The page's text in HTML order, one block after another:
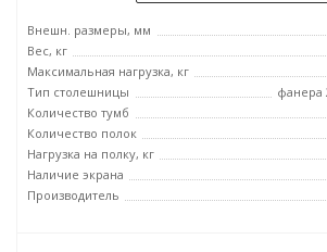
Внешн. размеры, мм
Вес, кг
Максимальная нагрузка, кг
Тип столешницы
фанера
Количество тумб
Количество полок
Нагрузка на полку, кг
Наличие экрана
Производитель